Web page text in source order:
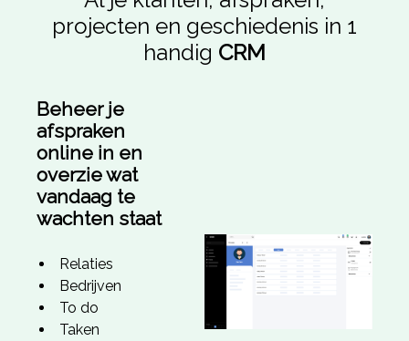
projecten en geschiedenis in 1
handig CRM
Beheer je
afspraken
online in en
overzie wat
vandaag te
wachten staat
Relaties
Bedrijven
To do
Taken